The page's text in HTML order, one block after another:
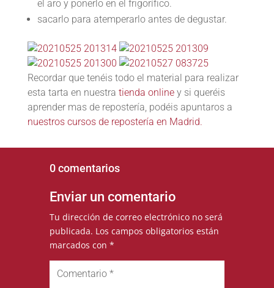
el aro y ponerlo en el frigorífico.
sacarlo para atemperarlo antes de degustar.
Recordar que tenéis todo el material para realizar
esta tarta en nuestra tienda onliney si queréis
aprender mas de repostería, podéis apuntaros a
nuestros cursos de repostería en Madrid.
0 comentarios
Enviar un comentario
Tu dirección de correo electrónico no será
publicada. Los campos obligatorios están
marcados con *